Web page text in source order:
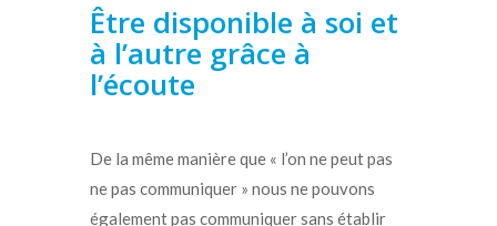
Être disponible à soi et
à l’autre grâce à
l’écoute
De la même manière que « l’on ne peut pas
ne pas communiquer » nous ne pouvons
également pas communiquer sans établir